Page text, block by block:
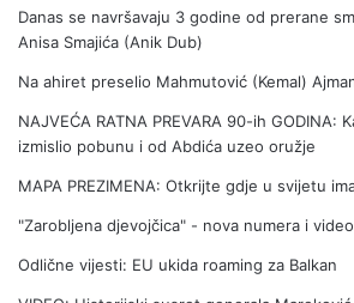
Danas se navršavaju 3 godine od prerane
Anisa Smajića (Anik Dub)
Na ahiret preselio Mahmutović (Kemal)
NAJVEĆA RATNA PREVARA 90-ih GODINA:
izmislio pobunu i od Abdića uzeo oružje
MAPA PREZIMENA: Otkrijte gdje u svijetu
"Zarobljena djevojčica" - nova numera i
Odlične vijesti: EU ukida roaming za Balkan